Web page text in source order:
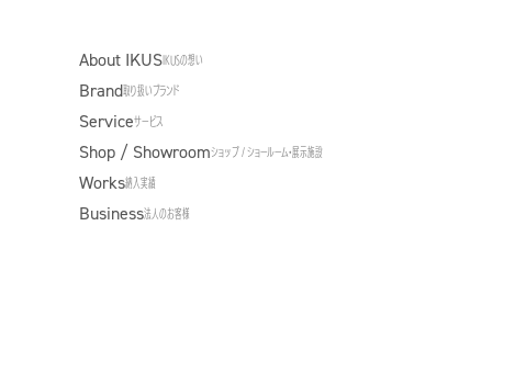
About IKUS IKUSの想い
Brand取り扱いブランド
Serviceサービス
Shop / Showroomショップ / ショールーム・展示施設
Works納入実績
Business法人のお客様